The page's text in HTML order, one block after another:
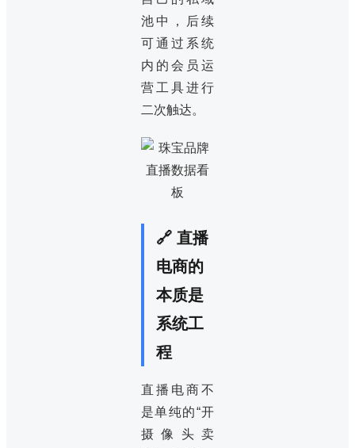
池中，后续
可通过系统
内的会员运
营工具进行
二次触达。
🔗 直播
电商的
本质是
系统工
程
直播电商不
是单纯的“开
摄像头卖